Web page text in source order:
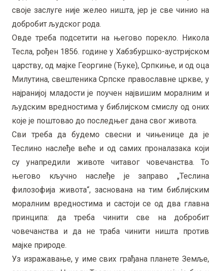
своје заслуге није желео ништа, јер је све чинио на
добробит људског рода.
Овде треба подсетити на његово порекло. Никола
Тесла, рођен 1856. године у Хабзбуршко-аустријском
царству, од мајке Георгине (Ђуке), Српкиње, и од оца
Милутина, свештеника Српске православне цркве, у
најранијој младости је поучен највишим моралним и
људским вредностима у библијском смислу од оних
које је поштовао до последњег дана свог живота.
Сви треба да будемо свесни и чињенице да је
Теслино наслеђе веће и од самих проналазака који
су унапредили животе читавог човечанства. То
његово кључно наслеђе је заправо „Теслина
филозофија живота“, заснована на тим библијским
моралним вредностима и састоји се од два главна
принципа: да треба чинити све на добробит
човечанства и да не траба чинити ништа против
мајке природе.
Уз изражавање, у име свих грађана планете Земље,